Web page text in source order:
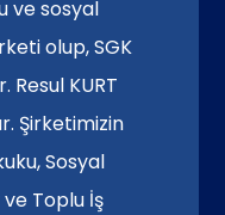
ve sosyal
olup, SGK
Resul KURT
Şirketimizin
Sosyal
Toplu İş